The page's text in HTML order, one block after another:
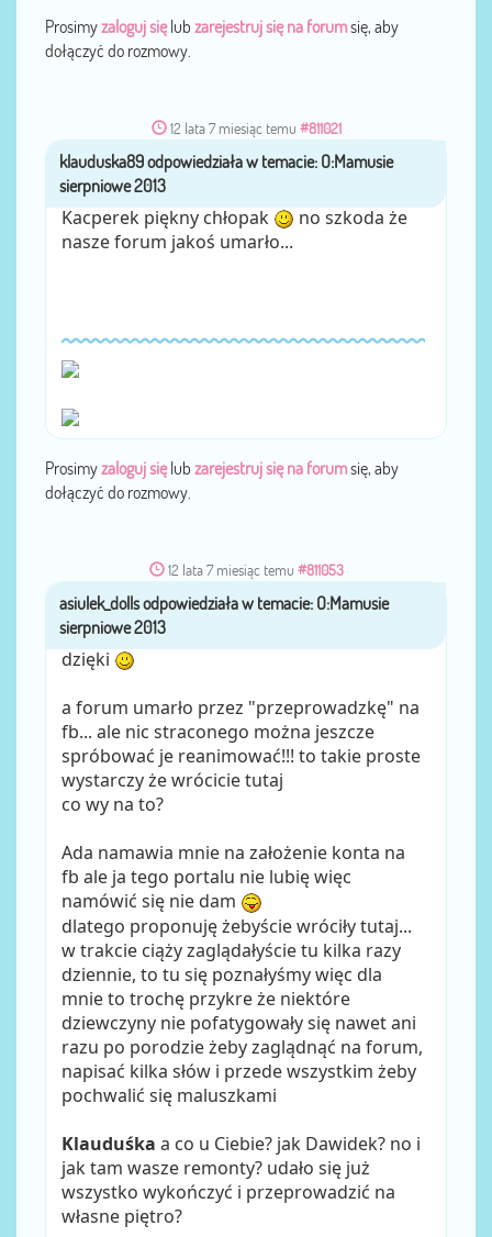
Prosimyzaloguj sięlub zarejestruj się na forumsię, aby
dołączyć do rozmowy.
12 lata 7 miesiąc temu #811021
przezklauduska89
Kacperek piękny chłopak
no szkoda że
nasze forum jakoś umarło...
Prosimyzaloguj sięlub zarejestruj się na forumsię, aby
dołączyć do rozmowy.
12 lata 7 miesiąc temu #811053
przezasiulek_dolls
dzięki
a forum umarło przez "przeprowadzkę" na
fb... ale nic straconego można jeszcze
spróbować je reanimować!!! to takie proste
wystarczy że wrócicie tutaj
co wy na to?
Ada namawia mnie na założenie konta na
fb ale ja tego portalu nie lubię więc
namówić się nie dam
dlatego proponuję żebyście wróciły tutaj...
w trakcie ciąży zaglądałyście tu kilka razy
dziennie, to tu się poznałyśmy więc dla
mnie to trochę przykre że niektóre
dziewczyny nie pofatygowały się nawet ani
razu po porodzie żeby zaglądnąć na forum,
napisać kilka słów i przede wszystkim żeby
pochwalić się maluszkami
Klauduśka a co u Ciebie? jak Dawidek? no i
jak tam wasze remonty? udało się już
wszystko wykończyć i przeprowadzić na
własne piętro?